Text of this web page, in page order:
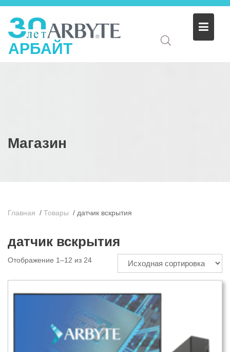
АРБАЙТ
Магазин
Главная / Товары / датчик вскрытия
датчик вскрытия
Отображение 1–12 из 24